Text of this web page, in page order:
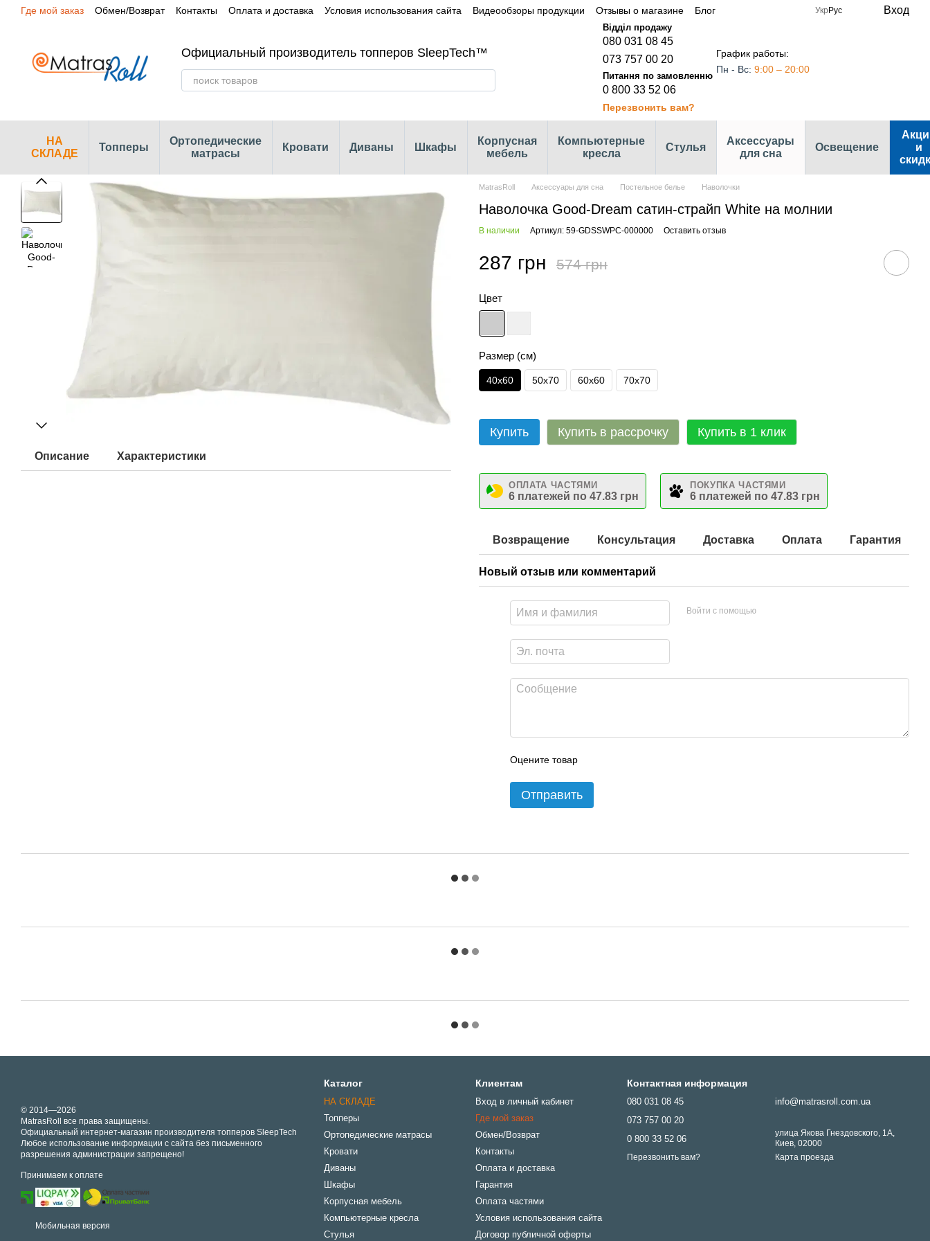
Перейти к основному контенту
Где мой заказ Обмен/Возврат Контакты Оплата и доставка Условия использования сайта Видеообзоры продукции Отзывы о магазине
Блог
Укр Рус Вход
Официальный производитель топперов SleepTech™
080 031 08 45
073 757 00 20
0 800 33 52 06
Перезвонить вам?
График работы:
Пн - Вс: 9:00 – 20:00
НА
СКЛАДЕ
Топперы
Ортопедические
матрасы
Кровати Диваны Шкафы
Корпусная
мебель
Компьютерные
кресла
Стулья
Аксессуары
для сна
Освещение
и
Описание Характеристики
MatrasRoll Аксессуары для сна Постельное белье Наволочки
Наволочка Good-Dream сатин-страйп White на молнии
В наличии Артикул: 59-GDSSWPC-000000 Оставить отзыв
287 грн 574 грн
Цвет
Размер (см)
40х60 50х70 60х60 70х70
Купить Купить в рассрочку Купить в 1 клик
ОПЛАТА ЧАСТЯМИ
6 платежей по 47.83 грн
ПОКУПКА ЧАСТЯМИ
6 платежей по 47.83 грн
Возвращение Консультация Доставка Оплата Гарантия
Новый отзыв или комментарий
Войти с помощью
Оцените товар
Отправить
© 2014—2026
MatrasRoll все права защищены.
Официальный интернет-магазин производителя топперов SleepTech
Любое использование информации с сайта без письменного
разрешения администрации запрещено!
Принимаем к оплате
Мобильная версия
Каталог
НА СКЛАДЕ
Топперы
Ортопедические матрасы
Кровати
Диваны
Шкафы
Корпусная мебель
Компьютерные кресла
Стулья
Клиентам
Вход в личный кабинет
Где мой заказ
Обмен/Возврат
Контакты
Оплата и доставка
Гарантия
Оплата частями
Условия использования сайта
Договор публичной оферты
Контактная информация
080 031 08 45
073 757 00 20
0 800 33 52 06
Перезвонить вам?
info@matrasroll.com.ua
улица Якова Гнездовского, 1А,
Киев, 02000
Карта проезда